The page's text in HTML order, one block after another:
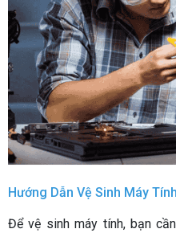
Hướng Dẫn Vệ Sinh Máy
Để vệ sinh máy tính, bạn